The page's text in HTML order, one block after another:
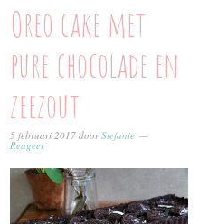
Oreo cake met
pure chocolade en
zeezout
5 februari 2017 doorStefanie
Reageer